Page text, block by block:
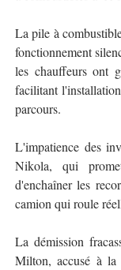
La pile à
fonctionnement
les chauffeurs ont
facilitant
parcours.
L'impatience des
Nikola, qui
d'enchaîner les
camion qui roule
La démission
Milton, accusé à